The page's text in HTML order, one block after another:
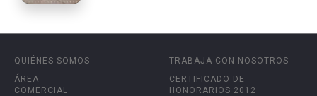
QUIÉNES SOMOS
ÁREA
COMERCIAL
TRABAJA CON NOSOTROS
CERTIFICADO DE
HONORARIOS 2012